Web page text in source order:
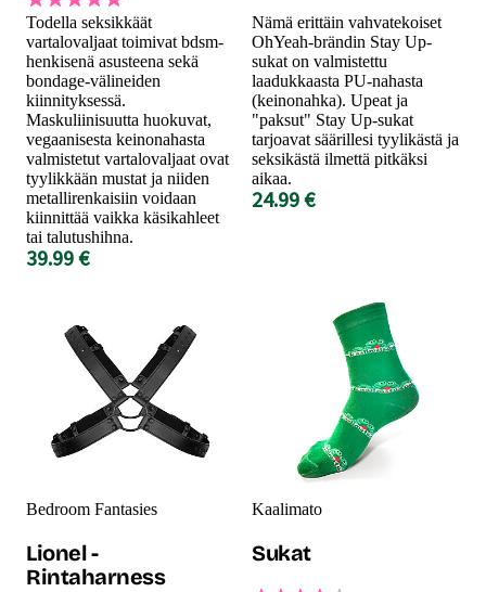
Todella seksikkäät
vartalovaljaat toimivat bdsm-
henkisenä asusteena sekä
bondage-välineiden
kiinnityksessä.
Maskuliinisuutta huokuvat,
vegaanisesta keinonahasta
valmistetut vartalovaljaat ovat
tyylikkään mustat ja niiden
metallirenkaisiin voidaan
kiinnittää vaikka käsikahleet
tai talutushihna.
39.99 €
Nämä erittäin vahvatekoiset
OhYeah-brändin Stay Up-
sukat on valmistettu
laadukkaasta PU-nahasta
(keinonahka). Upeat ja
"paksut" Stay Up-sukat
tarjoavat säärillesi tyylikästä ja
seksikästä ilmettä pitkäksi
aikaa.
24.99 €
Bedroom Fantasies
Lionel -
Rintaharness
Kaalimato
Sukat